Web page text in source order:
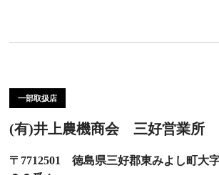
一部取扱店
(有)井上農機商会 三好営業所
〒7712501 徳島県三好郡東みよし町大